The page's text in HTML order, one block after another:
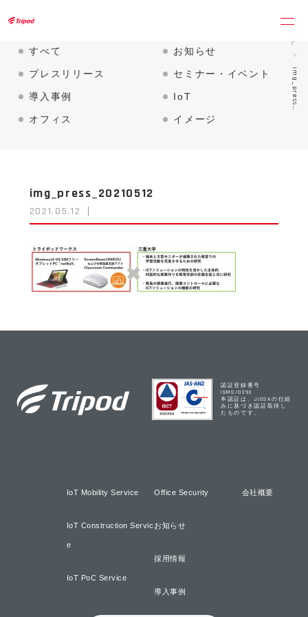
ホーム
img_press…
すべて お知らせ
プレスリリース セミナー・イベント
導入事例 IoT
オフィス イメージ
img_press_20210512
2021.05.12
認証登録番号
ISMS/0393
本認証は、JISSAの仕組
みに基づき認証取得し
たものです。
IoT Mobility Service
IoT Construction Servic
e
IoT PoC Service
Office Security
お知らせ
採用情報
導入事例
会社概要